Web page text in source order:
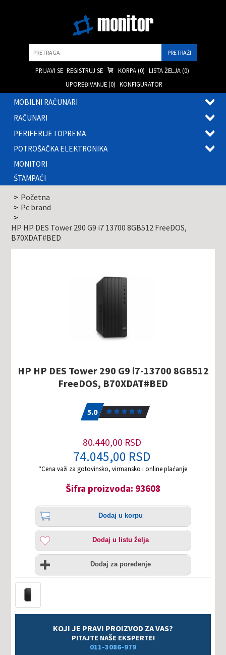
PRIJAVI SE REGISTRUJ SE KORPA (0) LISTA ŽELJA (0)
UPOREĐIVANJE (0) KONFIGURATOR
MOBILNI RAČUNARI
RAČUNARI
PERIFERIJE I OPREMA
POTROŠAČKA ELEKTRONIKA
MONITORI
ŠTAMPAČI
Početna
Pc brand
HP HP DES Tower 290 G9 i7 13700 8GB512 FreeDOS,
B70XDAT#BED
HP HP DES Tower 290 G9 i7-13700 8GB512
FreeDOS, B70XDAT#BED
5.0
80.440,00 RSD
74.045,00 RSD
*Cena važi za gotovinsko, virmansko i online plaćanje
Šifra proizvoda: 93608
Količina
Dodaj
korpu
Dodaj u korpu
Dodaj
listu
želja
Dodaj u listu želja
Uporedi
Dodaj za poređenje
KOJI JE PRAVI PROIZVOD ZA VAS?
PITAJTE NAŠE EKSPERTE!
011-3086-979